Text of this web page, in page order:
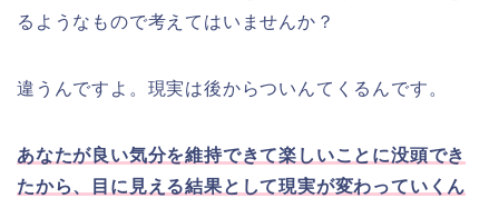
るようなもので考えてはいませんか？
違うんですよ。現実は後からついんてくるんです。
あなたが良い気分を維持できて楽しいことに没頭でき
たから、目に見える結果として現実が変わっていくん